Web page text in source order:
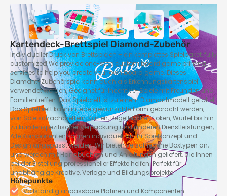
Kartendeck-Brettspiel Diamond-Zubehör
Individueller Druck von Brettspielen – ein komplettes Spielpaket,fully
customized We provide one-stop custom board game printing
services to help you create your own board game. Dieses
Diamant-Zubehörspiel kann auch als Erkennungskartenspiel
verwendet werden, Geeignet für Incentive-Spiele mit Freunden und
Familientreffen. Das Spielbrett ist zu einem Diamantmodell gefaltet.
Das Spielbrett kann in jede gewünschte Form gebracht werden,
von Spielschachbrettern, Karten, Regelbücher, Token, Würfel bis hin
zu kundenspezifischer Verpackung und anderen Dienstleistungen,
Alle Komponenten können individuell an Ihr Spielkonzept und
Design angepasst werden. Wir bieten verschiedene Boxtypen an,
und werden mit Handbüchern und Anleitungen geliefert, die Ihnen
bei der Erstellung professioneller Effekte helfen. Perfekt für
unabhängige Kreative, Verlage und Bildungsprojekte.
Höhepunkte
Vollständig anpassbare Platinen und Komponenten